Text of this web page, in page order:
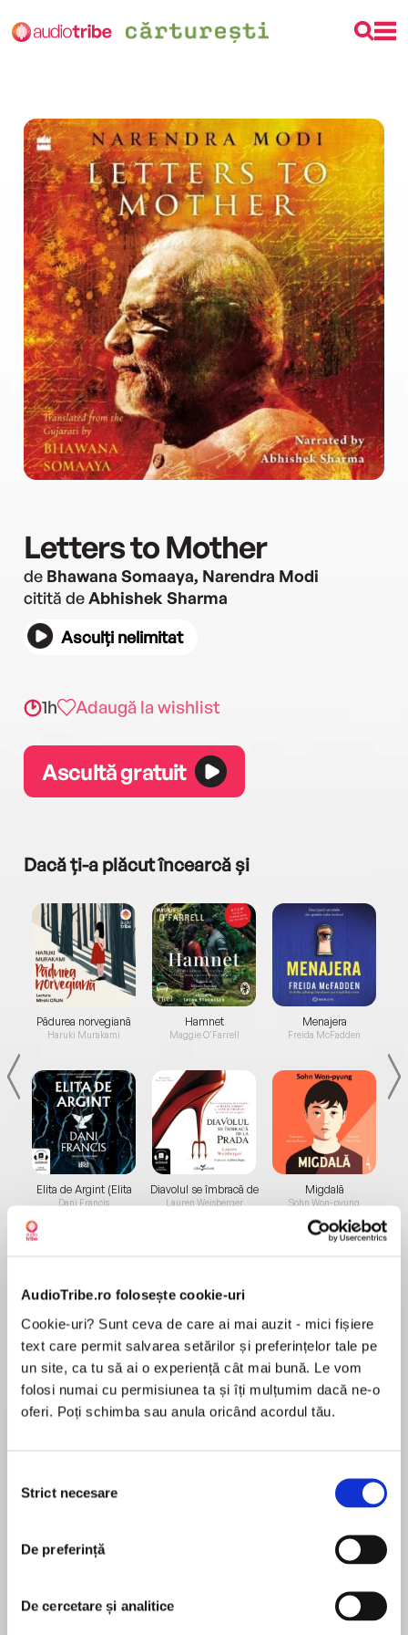
AudioTribe.ro folosește cookie-uri
Cookie-uri? Sunt ceva de care ai mai auzit - mici fișiere
text care permit salvarea setărilor și preferințelor tale pe
un site, ca tu să ai o experiență cât mai bună. Le vom
folosi numai cu permisiunea ta și îți mulțumim dacă ne-o
oferi. Poți schimba sau anula oricând acordul tău.
consimțământului
Strict necesare
De preferință
De cercetare și analitice
Letters to Mother
de Bhawana Somaaya, Narendra Modi
citită deAbhishek Sharma
Asculți nelimitat
1h Adaugă la wishlist
Ascultă gratuit
Dacă ți-a plăcut încearcă și
Pădurea norvegiană
Haruki Murakami
Elita de Argint (Elita
de...
Dani Francis
Hamnet
Maggie O'Farrell
Diavolul se îmbracă de
la...
Lauren Weisberger
Menajera
Freida McFadden
Migdală
Sohn Won-pyung
Desprecarte
'This is not an attempt at literary writing; the
passages featured in this book are reflections of
my observations and sometimes unprocessed
thoughts, expressed without filters... I am not a
writer, most of us are not; but everybody seeks
take pen to paper, not necessarily to write but
to introspect and unravel what is happening
Narendra Modi
As a young man, Narendra Modi had got into
pentru această carte
Gujarat and continued in the post till 2014. He
became prime minister of India on 26 May 2014